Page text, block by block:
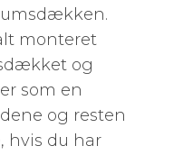
monteret
og
som en
og resten
hvis du har